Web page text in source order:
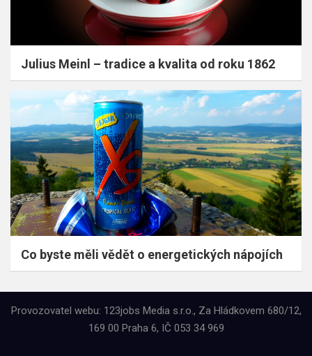
Julius Meinl – tradice a kvalita od roku 1862
Co byste měli vědět o energetických nápojích
Provozovatel webu: 123jobs Media s.r.o., Za Hládkovem 680/12,
169 00 Praha 6, IČ 053 34 969